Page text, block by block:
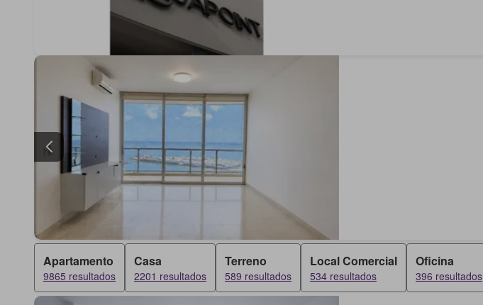
Apartamento
9865 resultados
Casa
2201 resultados
Terreno
589 resultados
Local Comercial
534 resultados
Oficina
396 resultados